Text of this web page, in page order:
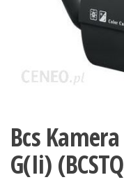
Bcs
G(Ii)